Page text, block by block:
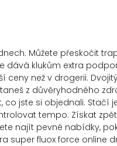
Můžete přeskočit
klukům extra
než v drogerii.
z důvěryhodného
jste si objednali. Stačí
tempo. Získat
najít pevné nabídky,
super fluox force online